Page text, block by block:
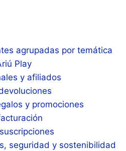
agrupadas por temática
Play
y afiliados
y promociones
seguridad y sostenibilidad